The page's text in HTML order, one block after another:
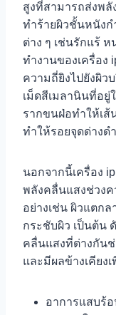
สูงที่สามารถส่งพลั
ทำร้ายผิวชั้นหนังก
ต่าง ๆ เช่นรักแร้
ทำงานของเครื่อง
ความถี่ยิงไปยังผิว
เม็ดสีเมลานินที่อยู่
รากขนฝ่อทำให้เส้
ทำให้รอยจุดด่างด
นอกจากนี้เครื่อง
พลังคลื่นแสงช่วง
อย่างเช่น ผิวแตกล
กระชับผิว เป็นต้น
คลื่นแสงที่ต่างกัน
และมีผลข้างเคียง
อาการแสบร้อ